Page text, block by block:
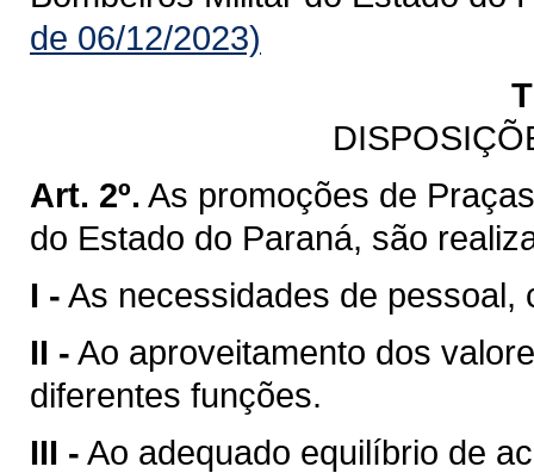
de 06/12/2023)
Art. 2º. As promoções de
do Estado do Paraná, são
I - As necessidades de pessoal,
II - Ao aproveitamento dos
diferentes funções.
III - Ao adequado equilíbrio de